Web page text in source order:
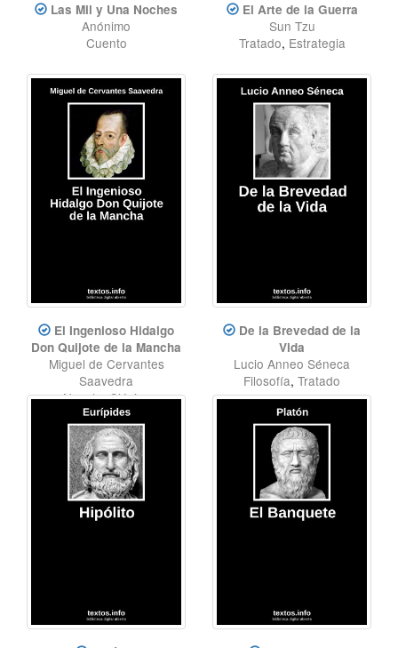
Las Mil y Una Noches
Anónimo
Cuento
El Arte de la Guerra
Sun Tzu
Tratado, Estrategia
El Ingenioso Hidalgo
Don Quijote de la Mancha
Miguel de Cervantes
Saavedra
Novela,Clásico
De la Brevedad de la
Vida
Lucio Anneo Séneca
Filosofía, Tratado